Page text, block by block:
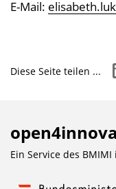
E-Mail:
Diese Seite teilen ...
Ein Service des